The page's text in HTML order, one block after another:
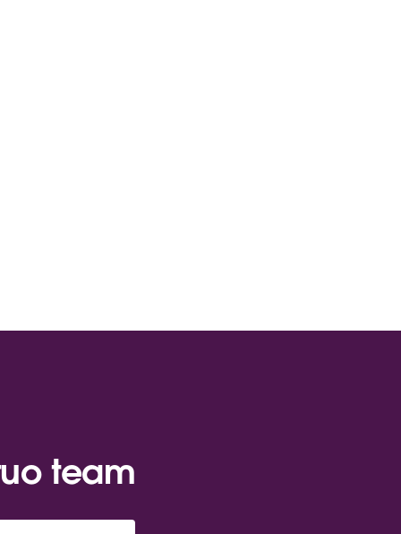
team